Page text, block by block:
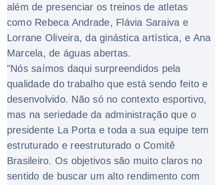
além de presenciar os treinos de atletas
como Rebeca Andrade, Flávia Saraiva e
Lorrane Oliveira, da ginástica artística, e Ana
Marcela, de águas abertas.
"Nós saímos daqui surpreendidos pela
qualidade do trabalho que está sendo feito e
desenvolvido. Não só no contexto esportivo,
mas na seriedade da administração que o
presidente La Porta e toda a sua equipe tem
estruturado e reestruturado o Comitê
Brasileiro. Os objetivos são muito claros no
sentido de buscar um alto rendimento com